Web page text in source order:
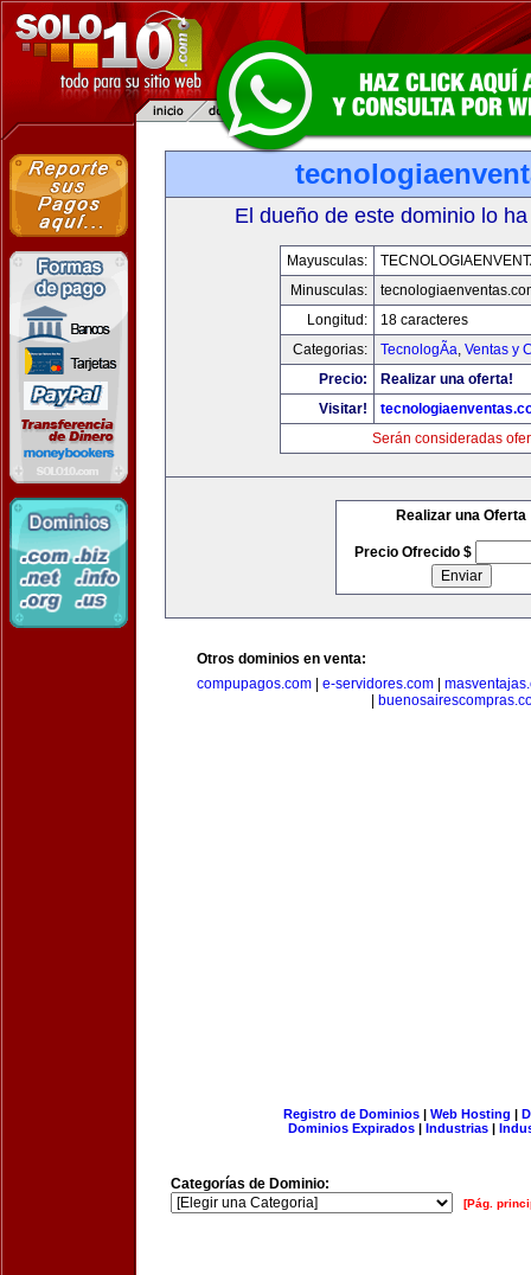
El dueño de este dominio lo
Mayusculas:
Minusculas:
Longitud:
18 caracteres
Categorias:
TecnologÃ­a, Ventas y
Precio:
Realizar una oferta!
Visitar!
Serán consideradas
Realizar una Oferta
Precio Ofrecido $
Otros dominios en venta:
compupagos.com
e-servidores.com
Registro de Dominios| Web Hosting |
Dominios Expirados | Industrias |
Categorías de Dominio:
[Pág.